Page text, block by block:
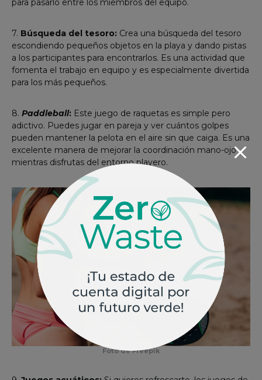
para pasarlo entre los miembros del equipo.
7. Búsqueda del tesoro: Crea una búsqueda del tesoro
escondiendo pequeños objetos en la playa y dando pistas
a los participantes para encontrarlos. Es una actividad que
fomenta el trabajo en equipo y es especialmente divertida
para los más pequeños.
8. Paddleball: Este juego de raquetas es simple pero
adictivo. Puedes jugar en pareja y ver cuántos golpes
pueden mantener la pelota en el aire sin que caiga. Es una
excelente manera de mejorar la coordinación mano-ojo
mientras disfrutas del entorno playero.
Foto de Freepik